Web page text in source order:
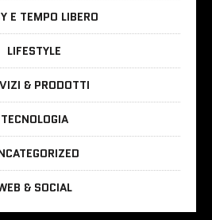
E TEMPO LIBERO
LIFESTYLE
& PRODOTTI
TECNOLOGIA
& SOCIAL